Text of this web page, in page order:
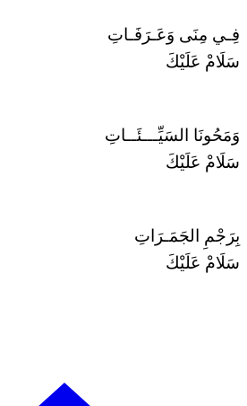
فِـي مِنَى وَعَـرَفَـاتِ
سَلَامْ عَلَيْكَ
وَمَحُونَا السَيِّـــئَــاتِ
سَلَامْ عَلَيْكَ
بِرَجْمِ الجَمَـرَاتِ
سَلَامْ عَلَيْكَ